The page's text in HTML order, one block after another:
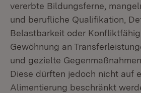
vererbte Bildungsferne,
und berufliche Qualifikation,
Belastbarkeit oder
Gewöhnung an
und gezielte
Diese dürften jedoch nicht auf
Alimentierung beschränkt